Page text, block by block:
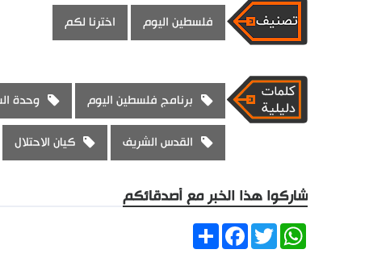
فلسطين اليوم اخترنا لكم
برنامج فلسطين اليوم وحدة
القدس الشريف كيان الاحتلال
شاركوا هذا الخبر مع أصدقائكم
ShareFacebookTwitter
WhatsApp